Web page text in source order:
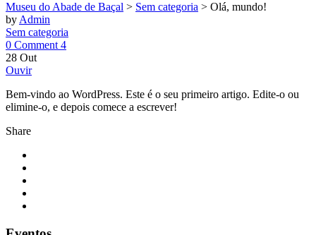
Museu do Abade de Baçal > Sem categoria > Olá, mundo!
byAdmin
Sem categoria
0 Comment4
28 Out
Ouvir
Bem-vindo ao WordPress. Este é o seu primeiro artigo. Edite-o ou
elimine-o, e depois comece a escrever!
Share